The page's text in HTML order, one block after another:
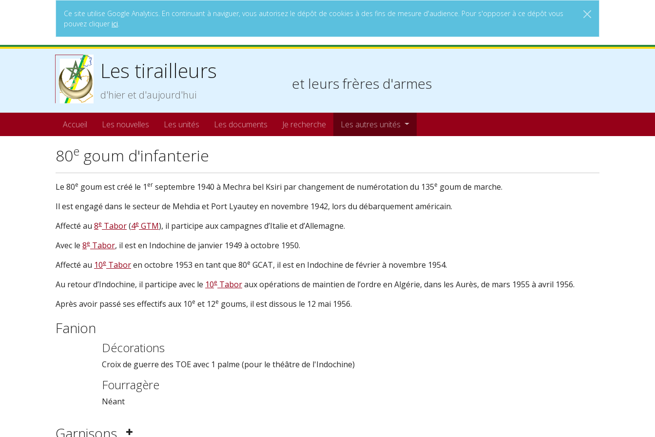
Ce site utilise Google Analytics. En continuant à naviguer, vous autorisez le dépôt de cookies à des fins de mesure d'audience. Pour s'opposer à ce dépôt vous
pouvez cliquer ici.
Les tirailleurs
d'hier et d'aujourd'hui
et leurs frères d'armes
Accueil Les nouvelles Les unités Les documents Je recherche Les autres unités
80e goum d'infanterie
Le 80e goum est créé le 1 er septembre 1940 à Mechra bel Ksiri par changement de numérotation du 135e goum de marche.
Il est engagé dans le secteur de Mehdia et Port Lyautey en novembre 1942, lors du débarquement américain.
Affecté au 8e Tabor(4e GTM), il participe aux campagnes d’Italie et d’Allemagne.
Avec le 8e Tabor, il est en Indochine de janvier 1949 à octobre 1950.
Affecté au 10e Taboren octobre 1953 en tant que 80e GCAT, il est en Indochine de février à novembre 1954.
Au retour d’Indochine, il participe avec le 10e Taboraux opérations de maintien de l’ordre en Algérie, dans les Aurès, de mars 1955 à avril 1956.
Après avoir passé ses effectifs aux 10e et 12e goums, il est dissous le 12 mai 1956.
Fanion
Décorations
Croix de guerre des TOE avec 1 palme (pour le théâtre de l'Indochine)
Fourragère
Néant
Garnisons